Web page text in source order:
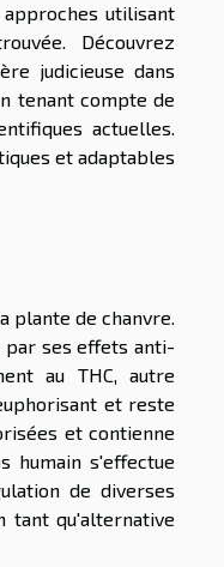
utilisant
Découvrez
judicieuse dans
tenant compte de
actuelles.
et adaptables
plante de chanvre.
par ses effets anti-
au THC, autre
et reste
et contienne
humain s'effectue
de diverses
tant qu'alternative